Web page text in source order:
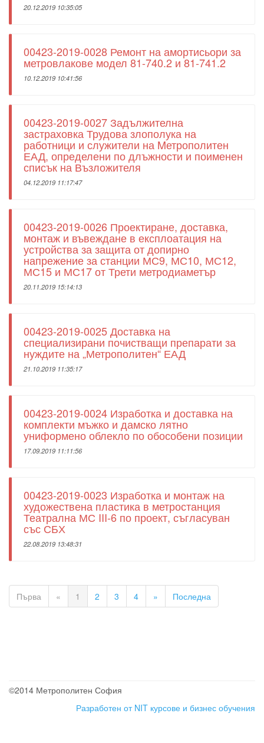
20.12.2019 10:35:05
00423-2019-0028 Ремонт на амортисьори за
метровлакове модел 81-740.2 и 81-741.2
10.12.2019 10:41:56
00423-2019-0027 Задължителна
застраховка Трудова злополука на
работници и служители на Mетрополитен
ЕАД, определени по длъжности и поименен
списък на Възложителя
04.12.2019 11:17:47
00423-2019-0026 Проектиране, доставка,
монтаж и въвеждане в експлоатация на
устройства за защита от допирно
напрежение за станции МС9, МС10, МС12,
МС15 и МС17 от Трети метродиаметър
20.11.2019 15:14:13
00423-2019-0025 Доставка на
специализирани почистващи препарати за
нуждите на „Метрополитен“ ЕАД
21.10.2019 11:35:17
00423-2019-0024 Изработка и доставка на
комплекти мъжко и дамско лятно
униформено облекло по обособени позиции
17.09.2019 11:11:56
00423-2019-0023 Изработка и монтаж на
художествена пластика в метростанция
Театрална МС III-6 по проект, съгласуван
със СБХ
22.08.2019 13:48:31
Първа « 1 2 3 4 » Последна
©2014 Метрополитен София
Разработен от NIT курсове и бизнес обучения